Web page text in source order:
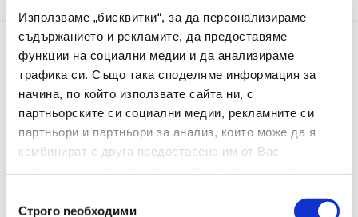
Използваме „бисквитки“, за да персонализираме
съдържанието и рекламите, да предоставяме
функции на социални медии и да анализираме
трафика си. Също така споделяме информация за
начина, по който използвате сайта ни, с
партньорските си социални медии, рекламните си
партньори и партньори за анализ, които може да я
комбинират с друга предоставена им от Вас
наСтрого nеобходими
Информация
Контакти